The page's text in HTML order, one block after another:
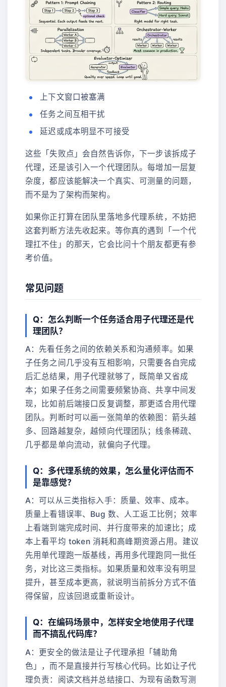
上下文窗口被塞满
任务之间互相干扰
延迟或成本明显不可接受
这些「失败点」会自然告诉你，下一步该拆成子
代理，还是该引入一个代理团队。每增加一层复
杂度，都应该能解决一个真实、可测量的问题，
而不是为了架构而架构。
如果你正打算在团队里落地多代理系统，不妨把
这套判断方法先收起来。等你真的遇到「一个代
理扛不住」的那天，它会比问十个朋友都更有参
考价值。
常见问题
Q：怎么判断一个任务适合用子代理还是代
理团队？
A：先看任务之间的依赖关系和沟通频率。如果
子任务之间几乎没有互相影响，只需要各自完成
后汇总结果，用子代理就够了，既简单又省成
本；如果子任务之间需要频繁协商、共享中间发
现，比如前后端接口反复调整，那更适合用代理
团队。判断时可以画一张简单的依赖图：箭头越
多、回路越复杂，越倾向代理团队；线条稀疏、
几乎都是单向流动，就偏向子代理。
Q：多代理系统的效果，怎么量化评估而不
是靠感觉？
A：可以从三类指标入手：质量、效率、成本。
质量上看错误率、Bug 数、人工返工比例；效率
上看端到端完成时间、并行度带来的加速比；成
本上看平均 token 消耗和高峰期资源占用。建议
先用单代理跑一版基线，再用多代理跑同一批任
务，对比这三类指标。如果质量和效率没有明显
提升，甚至成本更高，就说明当前拆分方式不值
得保留，应该回退或重新设计。
Q：在编码场景中，怎样安全地使用子代理
而不搞乱代码库？
A：更安全的做法是让子代理承担「辅助角
色」，而不是直接并行写核心代码。比如让子代
理负责：阅读文档并总结接口、为现有函数写测